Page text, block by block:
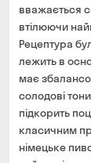
вважається
втілюючи
Рецептура
лежить в
має
солодові
підкорить
класичним
німецьке